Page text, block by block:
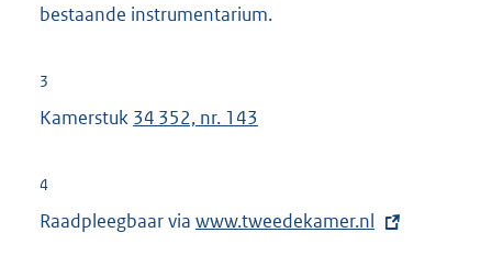
bestaande instrumentarium.
3
Kamerstuk 34 352, nr. 143
4
Raadpleegbaar via E
www.tweedekamer.nl